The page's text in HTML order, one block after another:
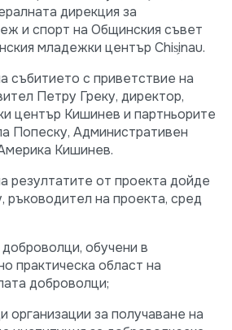
дирекция за
и спорт на Общинския съвет
младежки център Chis̗inau.
събитието с приветствие на
Петру Греку, директор,
център Кишинев и партньорите
Попеску, Административен
Кишинев.
резултатите от проекта дойде
на проекта, сред
обучени в
практическа област на
доброволци;
организации за получаване на